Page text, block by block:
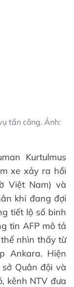
tấn công. Ảnh:
Kurtulmus
xe xảy ra hồi
Việt Nam) và
khi đang đợi
tiết lộ số binh
tin AFP mô tả
nhìn thấy từ
Ankara. Hiện
Quân đội và
kênh NTV đưa